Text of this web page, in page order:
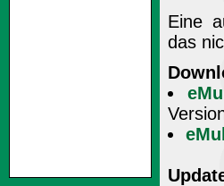
Eine
das